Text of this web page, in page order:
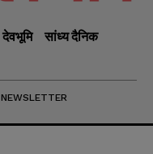
देवभूमि
सांध्य दैनिक
NEWSLETTER